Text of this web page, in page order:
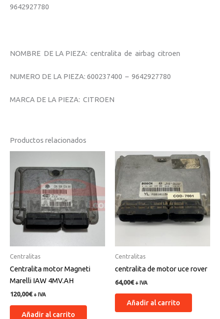
9642927780
NOMBRE DE LA PIEZA: centralita de airbag citroen
NUMERO DE LA PIEZA: 600237400 – 9642927780
MARCA DE LA PIEZA: CITROEN
Productos relacionados
Centralitas
Centralita motor Magneti
Marelli IAW 4MV.AH
120,00€ + IVA
Añadir al carrito
Centralitas
centralita de motor uce rover
64,00€ + IVA
Añadir al carrito